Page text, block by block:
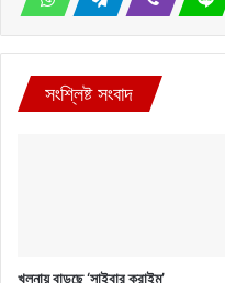
সংশ্লিষ্ট সংবাদ
খুলনায় বাড়ছে ‘সাইবার ক্রাইম’